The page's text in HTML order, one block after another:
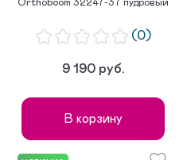
Orthoboom 32247-37 пудровый
(0)
9 190 руб.
В корзину